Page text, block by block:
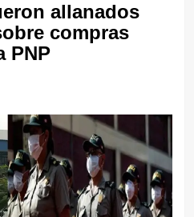
allanados
compras
PNP